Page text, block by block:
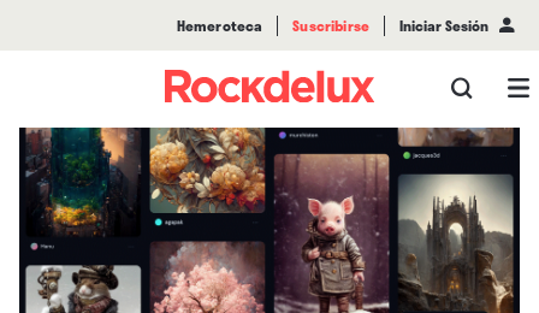
Hemeroteca Suscribirse Iniciar Sesión